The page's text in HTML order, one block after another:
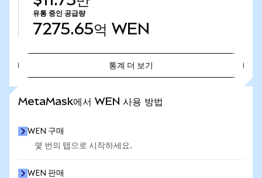
유통 중인 공급량
7275.65억 WEN
통계 더 보기
MetaMask에서 WEN 사용 방법
WEN 구매
몇 번의 탭으로 시작하세요.
WEN 판매